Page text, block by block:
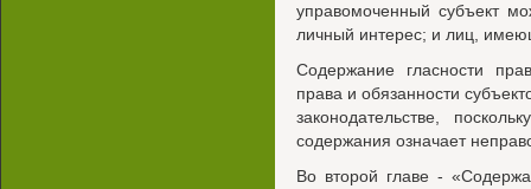
управомоченный субъект
личный интерес; и лиц,
Содержание гласности
права и обязанности
законодательстве,
содержания означает
Во второй главе -